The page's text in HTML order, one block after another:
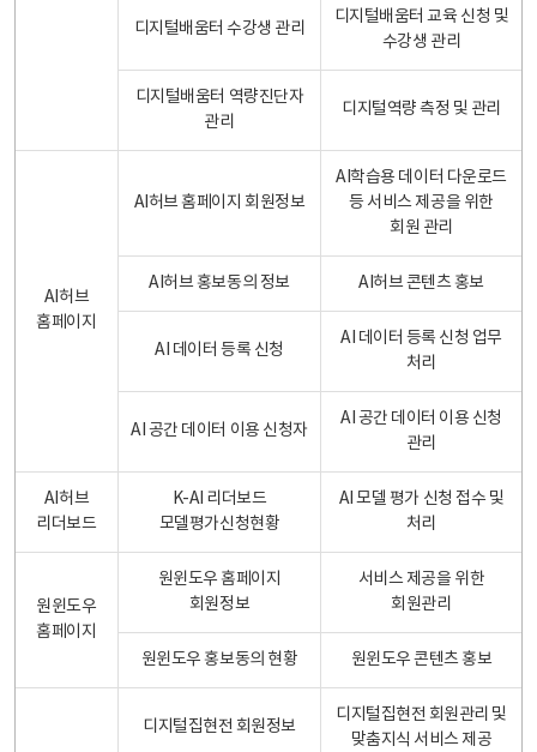
디지털배움터 수강생 관리
디지털배움터 교육 신청 및
수강생 관리
디지털배움터 역량진단자
관리
디지털역량 측정 및 관리
AI허브
홈페이지
AI허브 홈페이지 회원정보
AI학습용 데이터 다운로드
등 서비스 제공을 위한
회원 관리
AI허브 홍보동의 정보 AI허브 콘텐츠 홍보
AI 데이터 등록 신청
AI 데이터 등록 신청 업무
처리
AI 공간 데이터 이용 신청자
AI 공간 데이터 이용 신청
관리
AI허브
리더보드
K-AI 리더보드
모델평가신청현황
AI 모델 평가 신청 접수 및
처리
원윈도우
홈페이지
원윈도우 홈페이지
회원정보
서비스 제공을 위한
회원관리
원윈도우 홍보동의 현황 원윈도우 콘텐츠 홍보
디지털집현전 회원정보
디지털집현전 회원관리 및
맞춤지식 서비스 제공